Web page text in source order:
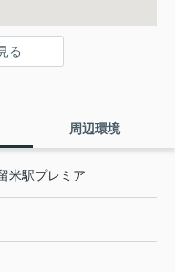
る
周辺環境
米駅プレミア